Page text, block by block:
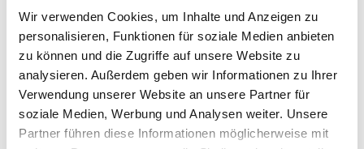
Wir verwenden Cookies, um Inhalte und Anzeigen zu
personalisieren, Funktionen für soziale Medien anbieten
zu können und die Zugriffe auf unsere Website zu
analysieren. Außerdem geben wir Informationen zu Ihrer
Verwendung unserer Website an unsere Partner für
soziale Medien, Werbung und Analysen weiter. Unsere
Partner führen diese Informationen möglicherweise mit
4 Tagen
Schnelle Bewerbung Neu! Worth
Facharzt Augenheilkunde (m/w/d)